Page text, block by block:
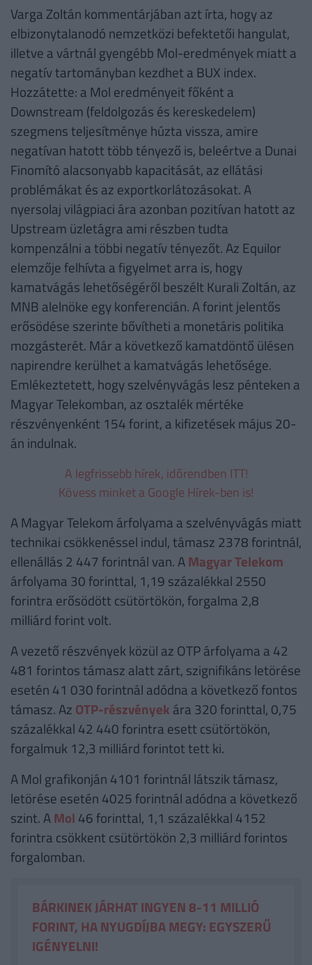
Varga Zoltán kommentárjában azt írta, hogy az
elbizonytalanodó nemzetközi befektetői hangulat,
illetve a vártnál gyengébb Mol-eredmények miatt a
negatív tartományban kezdhet a BUX index.
Hozzátette: a Mol eredményeit főként a
Downstream (feldolgozás és kereskedelem)
szegmens teljesítménye húzta vissza, amire
negatívan hatott több tényező is, beleértve a Dunai
Finomító alacsonyabb kapacitását, az ellátási
problémákat és az exportkorlátozásokat. A
nyersolaj világpiaci ára azonban pozitívan hatott az
Upstream üzletágra ami részben tudta
kompenzálni a többi negatív tényezőt. Az Equilor
elemzője felhívta a figyelmet arra is, hogy
kamatvágás lehetőségéről beszélt Kurali Zoltán, az
MNB alelnöke egy konferencián. A forint jelentős
erősödése szerinte bővítheti a monetáris politika
mozgásterét. Már a következő kamatdöntő ülésen
napirendre kerülhet a kamatvágás lehetősége.
Emlékeztetett, hogy szelvényvágás lesz pénteken a
Magyar Telekomban, az osztalék mértéke
részvényenként 154 forint, a kifizetések május 20-
án indulnak.
A legfrissebb hírek, időrendben ITT!
Kövess minket a Google Hírek-ben is!
A Magyar Telekom árfolyama a szelvényvágás miatt
technikai csökkenéssel indul, támasz 2378 forintnál,
ellenállás 2 447 forintnál van. AMagyar Telekom
árfolyama 30 forinttal, 1,19 százalékkal 2550
forintra erősödött csütörtökön, forgalma 2,8
milliárd forint volt.
A vezető részvények közül az OTP árfolyama a 42
481 forintos támasz alatt zárt, szignifikáns letörése
esetén 41 030 forintnál adódna a következő fontos
támasz. Az OTP-részvények ára 320 forinttal, 0,75
százalékkal 42 440 forintra esett csütörtökön,
forgalmuk 12,3 milliárd forintot tett ki.
A Mol grafikonján 4101 forintnál látszik támasz,
letörése esetén 4025 forintnál adódna a következő
szint. AMol 46 forinttal, 1,1 százalékkal 4152
forintra csökkent csütörtökön 2,3 milliárd forintos
forgalomban.
BÁRKINEK JÁRHAT INGYEN 8-11 MILLIÓ
FORINT, HA NYUGDÍJBA MEGY: EGYSZERŰ
IGÉNYELNI!